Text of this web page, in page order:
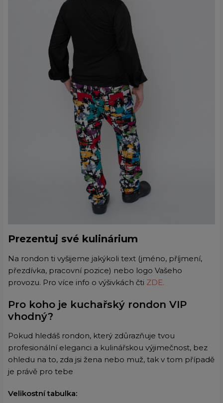
Prezentuj své kulinárium
Na rondon ti vyšijeme jakýkoli text (jméno, příjmení,
přezdívka, pracovní pozice) nebo logo Vašeho
provozu. Pro více info o výšivkách čti ZDE.
Pro koho je kuchařský rondon VIP
vhodný?
Pokud hledáš rondon, který zdůrazňuje tvou
profesionální eleganci a kulinářskou výjimečnost, bez
ohledu na to, zda jsi žena nebo muž, tak v tom případě
je právě pro tebe
Velikostní tabulka: